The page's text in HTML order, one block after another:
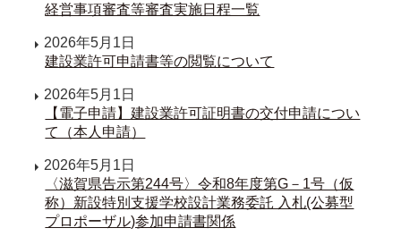
経営事項審査等審査実施日程一覧
2026年5月1日
建設業許可申請書等の閲覧について
2026年5月1日
【電子申請】建設業許可証明書の交付申請につい
て（本人申請）
2026年5月1日
〈滋賀県告示第244号〉令和8年度第G－1号（仮
称）新設特別支援学校設計業務委託 入札(公募型
プロポーザル)参加申請書関係